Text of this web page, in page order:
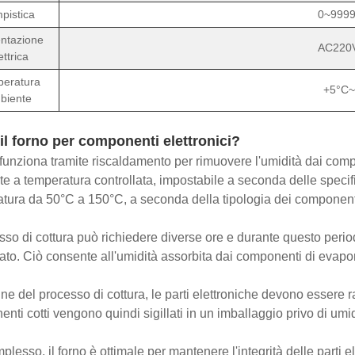
forno per componenti elettronici?
tramite riscaldamento per rimuovere l'umidità dai
a temperatura controllata, impostabile a seconda delle
da 50°C a 150°C, a seconda della tipologia dei
di cottura può richiedere diverse ore e durante questo
Ciò consente all'umidità assorbita dai componenti di
del processo di cottura, le parti elettroniche devono essere
cotti vengono quindi sigillati in un imballaggio privo di
il forno è ottimale per mantenere l'integrità delle parti